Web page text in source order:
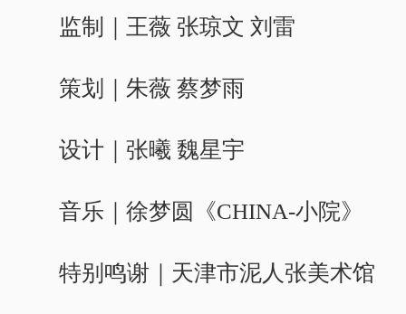
监制｜王薇 张琼文 刘雷
策划｜朱薇 蔡梦雨
设计｜张曦 魏星宇
音乐｜徐梦圆《CHINA-小院》
特别鸣谢｜天津市泥人张美术馆